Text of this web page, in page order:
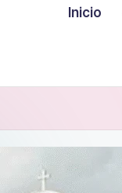
Inicio